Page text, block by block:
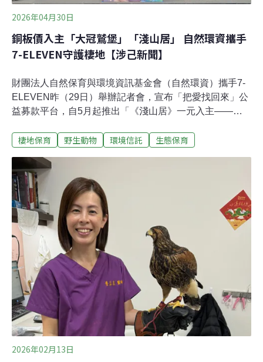
或消逝的生命時，選擇以理性、科學的方式記錄數據，讓
2026年04月30日
銅板價入主「大冠鷲堡」「淺山居」 自然環資攜手
7-ELEVEN守護棲地【涉己新聞】
財團法人自然保育與環境資訊基金會（自然環資）攜手7-
ELEVEN昨（29日）舉辦記者會，宣布「把愛找回來」公
益募款平台，自5月起推出「《淺山居》一元入主——讓
持淺山棲地保育工作。1元也能打造「淺山居」 捐款守護
再度與7-ELEVEN「把愛找回來」公益募款平台合作，自5
月起推出「《淺山居》一元入主——讓淺山動物坐擁星光
家園」公益行動，民眾可至全台7-ELEVEN門市捐零錢，
或透過OPENPOINT APP線上捐款/捐點，或是ibon生活便
利站捐款等多元管道，以小額捐款支持淺山棲地保育。捐
款禮包含望遠鏡、放大鏡等野外觀察實用小物。自然環資
董事長陳瑞賓表示，台灣的淺山地區是人類活動與自然生
態交會的重要場域，也是土地利用衝突最密集的地帶，淺
山地區扮演著生產、生活、生態的重要角色，孕育豐富的
野生動物
棲地保育 野生動物 環境信託 生態保育
2026年02月13日